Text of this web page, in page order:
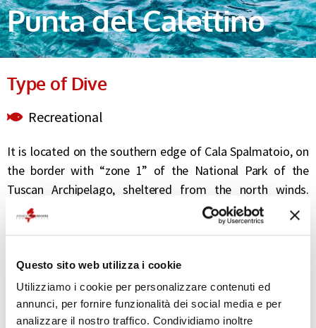
Questo sito web utilizza i cookie
Utilizziamo i cookie per personalizzare contenuti ed
annunci, per fornire funzionalità dei social media e per
analizzare il nostro traffico. Condividiamo inoltre
Punta del Calettino
Type of Dive
Recreational
It is located on the southern edge of Cala Spalmatoio, on
the border with “zone 1” of the National Park of the
Tuscan Archipelago, sheltered from the north winds.
Divers don’t frequently go to this site, but it always
reserves some surprises, on the beautiful seagrass
snappers and amberjacks. It is equally easy to find, in the
summer season, the “sea hares”, a resident conger eel and
some moray eels